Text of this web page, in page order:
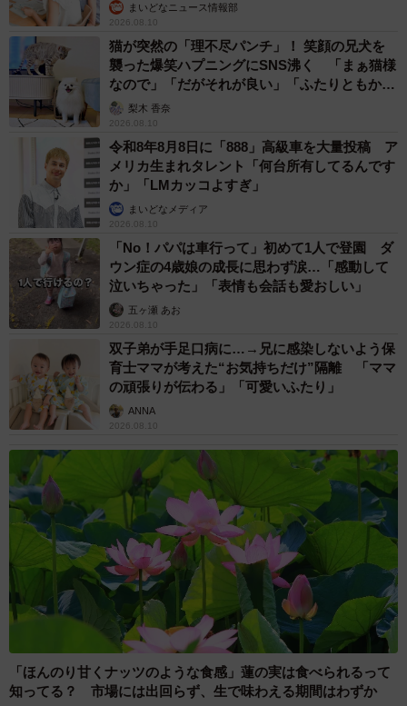
まいどなニュース情報部
2026.08.10
猫が突然の「理不尽パンチ」！ 笑顔の兄犬を
襲った爆笑ハプニングにSNS沸く 「まぁ猫様
なので」「だがそれが良い」「ふたりともかわ
いいね」
梨木 香奈
2026.08.10
令和8年8月8日に「888」高級車を大量投稿 ア
メリカ生まれタレント「何台所有してるんです
か」「LMカッコよすぎ」
まいどなメディア
2026.08.10
「No！パパは車行って」初めて1人で登園 ダ
ウン症の4歳娘の成長に思わず涙…「感動して
泣いちゃった」「表情も会話も愛おしい」
五ヶ瀬 あお
2026.08.10
双子弟が手足口病に…→兄に感染しないよう保
育士ママが考えた“お気持ちだけ”隔離 「ママ
の頑張りが伝わる」「可愛いふたり」
ANNA
2026.08.10
「ほんのり甘くナッツのような食感」蓮の実は食べられるって
知ってる？ 市場には出回らず、生で味わえる期間はわずか